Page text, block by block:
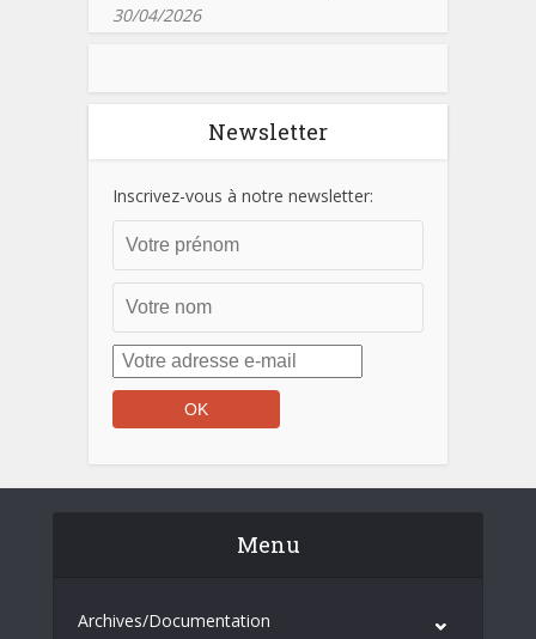
30/04/2026
Newsletter
Inscrivez-vous à notre newsletter:
Menu
Archives/Documentation